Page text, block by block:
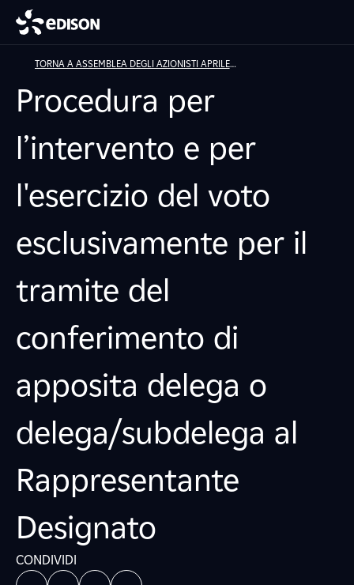
TORNA A ASSEMBLEA DEGLI AZIONISTI APRILE
Procedura per
l’intervento e per
l'esercizio del voto
esclusivamente per il
tramite del
conferimento di
apposita delega o
delega/subdelega al
Rappresentante
Designato
CONDIVIDI